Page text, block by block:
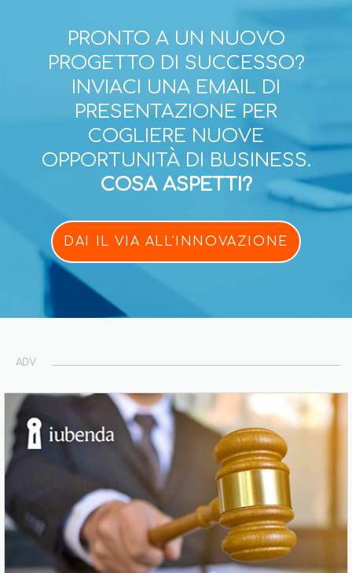
PRONTO A UN NUOVO
PROGETTO DI SUCCESSO?
INVIACI UNA EMAIL DI
PRESENTAZIONE PER
COGLIERE NUOVE
OPPORTUNITÀ DI BUSINESS.
COSA ASPETTI?
DAI IL VIA ALL'INNOVAZIONE
ADV